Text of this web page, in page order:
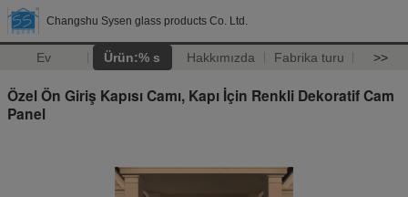
Changshu Sysen glass products Co. Ltd.
Ev Ürün:% s Hakkımızda Fabrika turu >>
Özel Ön Giriş Kapısı Camı, Kapı İçin Renkli Dekoratif Cam
Panel